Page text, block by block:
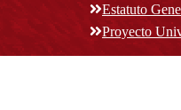
Estatuto
Proyecto